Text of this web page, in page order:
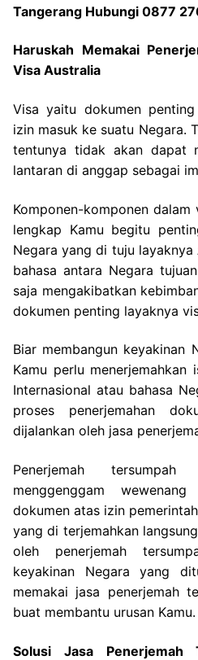
Tangerang Hubungi 0877
Haruskah Memakai
Visa Australia
Visa yaitu dokumen
izin masuk ke suatu Negara.
tentunya tidak akan dapat
lantaran di anggap sebagai
Komponen-komponen
lengkap Kamu begitu
Negara yang di tuju layaknya
bahasa antara Negara
saja mengakibatkan
dokumen penting layaknya
Biar membangun keyakinan
Kamu perlu menerjemahkan
Internasional atau bahasa
proses penerjemahan
dijalankan oleh jasa
Penerjemah
menggenggam
dokumen atas izin
yang di terjemahkan
oleh penerjemah
keyakinan Negara yang
memakai jasa penerjemah
buat membantu urusan Kamu.
Solusi Jasa Penerjemah